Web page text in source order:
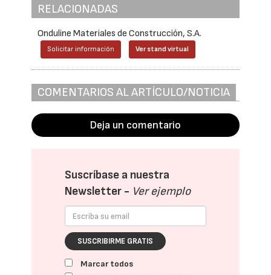
RELACIONADAS
Onduline Materiales de Construcción, S.A.
Solicitar información Ver stand virtual
COMENTARIOS AL ARTÍCULO/NOTICIA
Deja un comentario
Suscríbase a nuestra
Newsletter - Ver ejemplo
SUSCRIBIRME GRATIS
Marcar todos